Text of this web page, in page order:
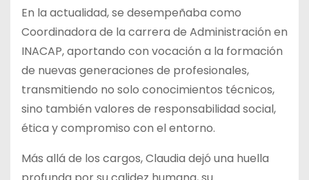
En la actualidad, se desempeñaba como
Coordinadora de la carrera de Administración en
INACAP, aportando con vocación a la formación
de nuevas generaciones de profesionales,
transmitiendo no solo conocimientos técnicos,
sino también valores de responsabilidad social,
ética y compromiso con el entorno.
Más allá de los cargos, Claudia dejó una huella